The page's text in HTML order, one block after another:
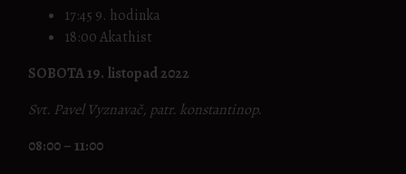
17:45 9. hodinka
18:00 Akathist
SOBOTA 19. listopad 2022
Svt. Pavel Vyznavač, patr. konstantinop.
08:00 – 11:00